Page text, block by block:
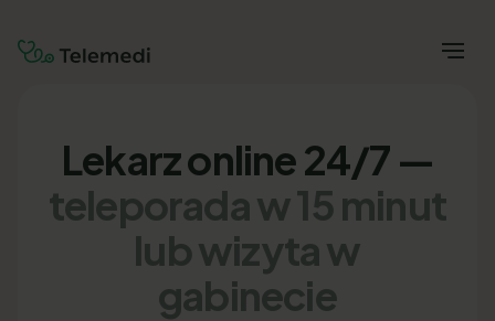
Lekarz online 24/7 —
teleporada w 15 minut
lub wizyta w
gabinecie